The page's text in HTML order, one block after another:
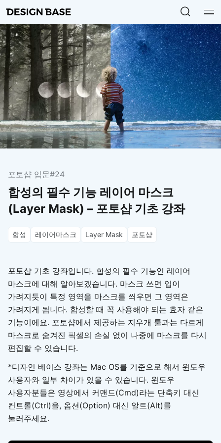
포토샵 입문#24
합성의 필수 기능 레이어 마스크
(Layer Mask) – 포토샵 기초 강좌
합성 레이어마스크 Layer Mask 포토샵
포토샵 기초 강좌입니다. 합성의 필수 기능인 레이어
마스크에 대해 알아보겠습니다. 마스크 쓰면 입이
가려지듯이 특정 영역을 마스크를 씌우면 그 영역은
가려지게 됩니다. 합성할 때 꼭 사용해야 되는 효자 같은
기능이에요. 포토샵에서 제공하는 지우개 툴과는 다르게
마스크로 숨겨진 픽셀의 손실 없이 나중에 마스크를 다시
편집할 수 있습니다.
*디자인 베이스 강좌는 Mac OS를 기준으로 해서 윈도우
사용자와 일부 차이가 있을 수 있습니다. 윈도우
사용자분들은 영상에서 커맨드(Cmd)라는 단축키 대신
컨트롤(Ctrl)을, 옵션(Option) 대신 알트(Alt)를
눌러주세요.